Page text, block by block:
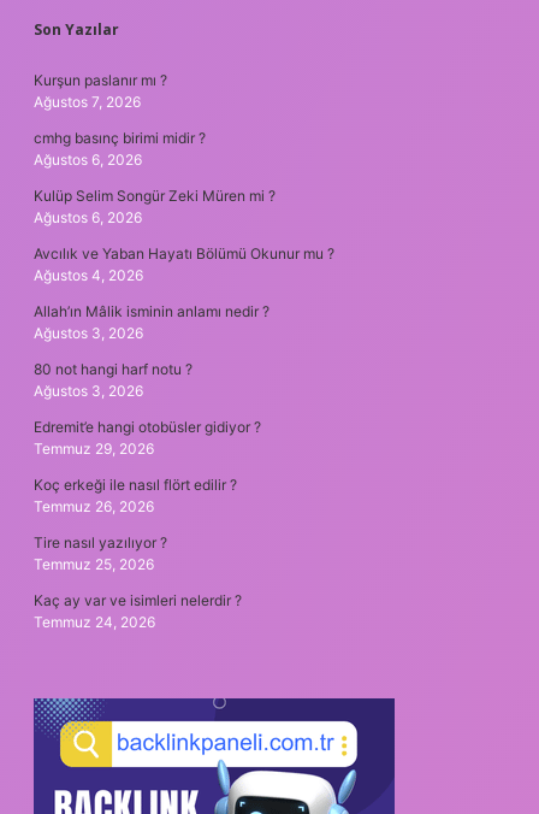
SIDEBAR
Son Yazılar
Kurşun paslanır mı ?
Ağustos 7, 2026
cmhg basınç birimi midir ?
Ağustos 6, 2026
Kulüp Selim Songür Zeki Müren mi ?
Ağustos 6, 2026
Avcılık ve Yaban Hayatı Bölümü Okunur mu ?
Ağustos 4, 2026
Allah’ın Mâlik isminin anlamı nedir ?
Ağustos 3, 2026
80 not hangi harf notu ?
Ağustos 3, 2026
Edremit’e hangi otobüsler gidiyor ?
Temmuz 29, 2026
Koç erkeği ile nasıl flört edilir ?
Temmuz 26, 2026
Tire nasıl yazılıyor ?
Temmuz 25, 2026
Kaç ay var ve isimleri nelerdir ?
Temmuz 24, 2026